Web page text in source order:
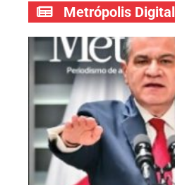
Metrópolis Digital